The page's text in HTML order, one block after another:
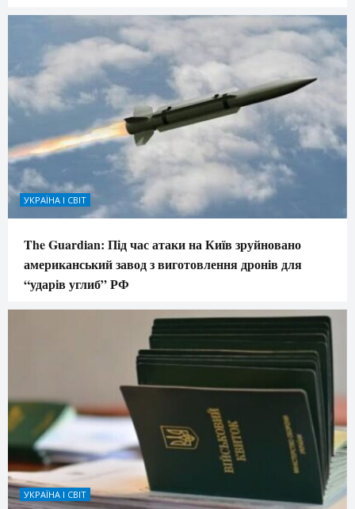
УКРАЇНА І СВІТ
The Guardian: Під час атаки на Київ зруйновано
американський завод з виготовлення дронів для
“ударів углиб” РФ
УКРАЇНА І СВІТ